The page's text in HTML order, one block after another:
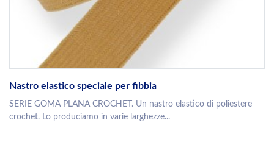
Nastro elastico speciale per fibbia
SERIE GOMA PLANA CROCHET. Un nastro elastico di poliestere
crochet. Lo produciamo in varie larghezze...